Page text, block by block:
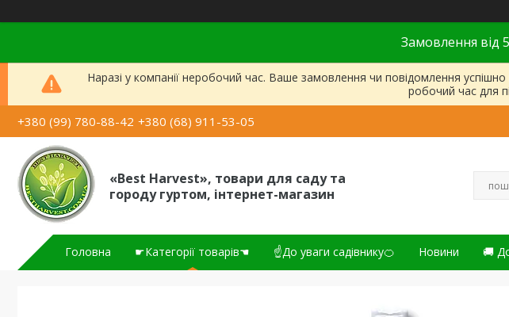
Замовлення від
Наразі у компанії неробочий час. Ваше замовлення чи повідомлення
робочий час для
+380 (99) 780-88-42 +380 (68) 911-53-05
«Best Harvest», товари для саду та
городу гуртом, інтернет-магазин
Головна ☛Категорії товарів☚ ☝До уваги садівнику🍊 Новини 🚚